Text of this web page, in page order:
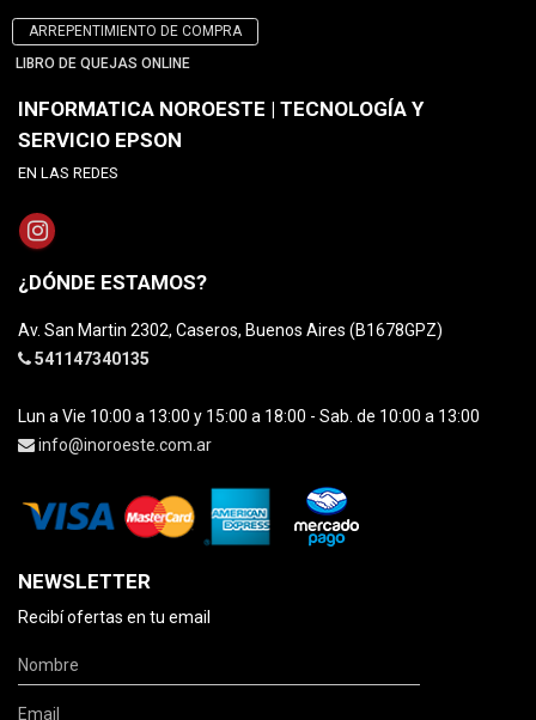
ARREPENTIMIENTO DE COMPRA
LIBRO DE QUEJAS ONLINE
INFORMATICA NOROESTE | TECNOLOGÍA Y
SERVICIO EPSON
EN LAS REDES
¿DÓNDE ESTAMOS?
Av. San Martin 2302, Caseros, Buenos Aires (B1678GPZ)
541147340135
Lun a Vie 10:00 a 13:00 y 15:00 a 18:00 - Sab. de 10:00 a 13:00
info@inoroeste.com.ar
NEWSLETTER
Recibí ofertas en tu email